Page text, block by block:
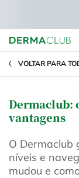
VOLTAR PARA
Dermaclub:
vantagens
O Dermaclub
níveis e
mudou e